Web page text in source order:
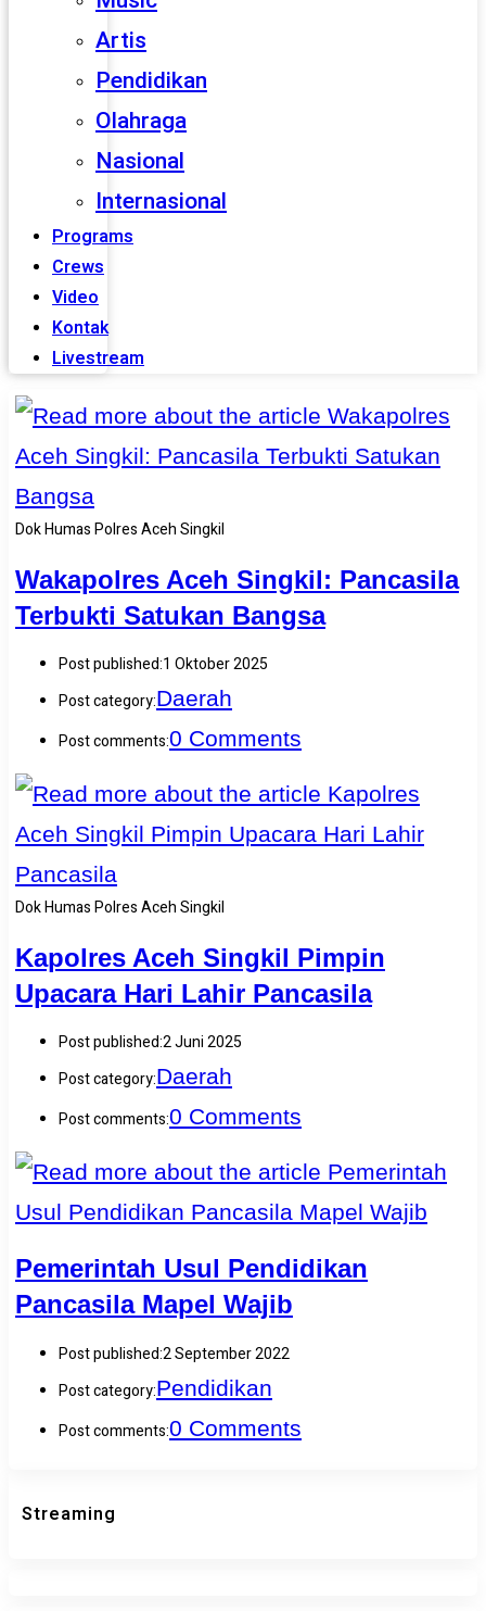
Artis
Pendidikan
Olahraga
Nasional
Internasional
Programs
Crews
Video
Kontak
Livestream
Dok Humas Polres Aceh Singkil
Wakapolres Aceh Singkil: Pancasila
Terbukti Satukan Bangsa
Post published:1 Oktober 2025
Post category:Daerah
Post comments:0 Comments
Dok Humas Polres Aceh Singkil
Kapolres Aceh Singkil Pimpin
Upacara Hari Lahir Pancasila
Post published:2 Juni 2025
Post category:Daerah
Post comments:0 Comments
Pemerintah Usul Pendidikan
Pancasila Mapel Wajib
Post published:2 September 2022
Post category:Pendidikan
Post comments:0 Comments
Streaming